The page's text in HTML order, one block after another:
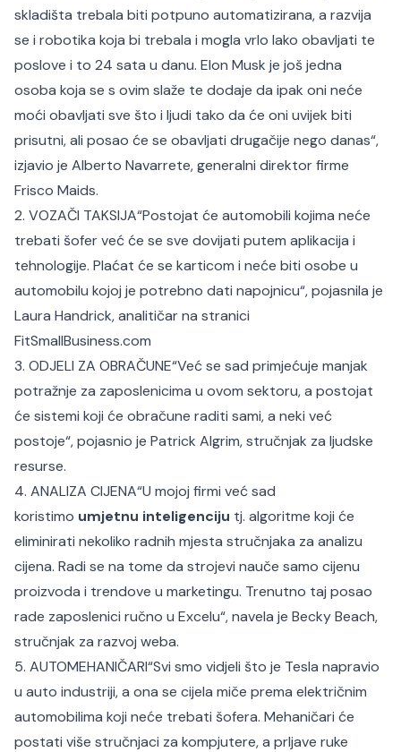
skladišta trebala biti potpuno automatizirana, a razvija
se i robotika koja bi trebala i mogla vrlo lako obavljati te
poslove i to 24 sata u danu. Elon Musk je još jedna
osoba koja se s ovim slaže te dodaje da ipak oni neće
moći obavljati sve što i ljudi tako da će oni uvijek biti
prisutni, ali posao će se obavljati drugačije nego danas“,
izjavio je Alberto Navarrete, generalni direktor firme
Frisco Maids.
2. VOZAČI TAKSIJA“Postojat će automobili kojima neće
trebati šofer već će se sve dovijati putem aplikacija i
tehnologije. Plaćat će se karticom i neće biti osobe u
automobilu kojoj je potrebno dati napojnicu“, pojasnila je
Laura Handrick, analitičar na stranici
FitSmallBusiness.com
3. ODJELI ZA OBRAČUNE“Već se sad primjećuje manjak
potražnje za zaposlenicima u ovom sektoru, a postojat
će sistemi koji će obračune raditi sami, a neki već
postoje“, pojasnio je Patrick Algrim, stručnjak za ljudske
resurse.
4. ANALIZA CIJENA“U mojoj firmi već sad
koristimo umjetnu inteligenciju tj. algoritme koji će
eliminirati nekoliko radnih mjesta stručnjaka za analizu
cijena. Radi se na tome da strojevi nauče samo cijenu
proizvoda i trendove u marketingu. Trenutno taj posao
rade zaposlenici ručno u Excelu“, navela je Becky Beach,
stručnjak za razvoj weba.
5. AUTOMEHANIČARI“Svi smo vidjeli što je Tesla napravio
u auto industriji, a ona se cijela miče prema električnim
automobilima koji neće trebati šofera. Mehaničari će
postati više stručnjaci za kompjutere, a prljave ruke